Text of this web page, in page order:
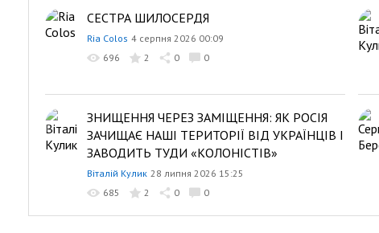
СЕСТРА ШИЛОСЕРДЯ
Ria Colos 4 серпня 2026 00:09
696
2 0 0
ЗНИЩЕННЯ ЧЕРЕЗ ЗАМІЩЕННЯ: ЯК РОСІЯ
ЗАЧИЩАЄ НАШІ ТЕРИТОРІЇ ВІД УКРАЇНЦІВ І
ЗАВОДИТЬ ТУДИ «КОЛОНІСТІВ»
Віталій Кулик 28 липня 2026 15:25
685
2 0 0